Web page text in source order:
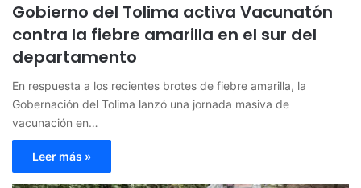
Gobierno del Tolima activa Vacunatón
contra la fiebre amarilla en el sur del
departamento
En respuesta a los recientes brotes de fiebre amarilla, la
Gobernación del Tolima lanzó una jornada masiva de
vacunación en…
Leer más »